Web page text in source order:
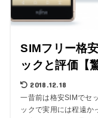
SIMフリー格
ックと評価【
2018.12.18
一昔前は格安SIMでセ
ックで実用には程遠か